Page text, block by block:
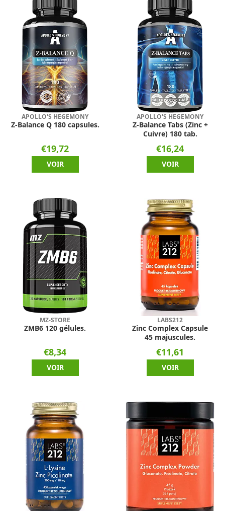
APOLLO'S HEGEMONY
Z-Balance Q 180 capsules.
€19,72
VOIR
APOLLO'S HEGEMONY
Z-Balance Tabs (Zinc +
Cuivre) 180 tab.
€16,24
VOIR
MZ-STORE
ZMB6 120 gélules.
€8,34
VOIR
LABS212
Zinc Complex Capsule
45 majuscules.
€11,61
VOIR